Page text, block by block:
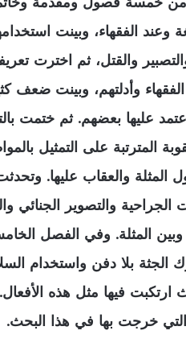
الفقهاء، وبينت
والقتل، ثم اخترت
وأدلتهم، وبينت ضعف
عليها بعضهم. ثم ختمت
المترتبة على التمثيل
المثلة والعقاب عليها.
الجراحية والتصوير الجنائي
وبين المثلة. وفي الفصل
الجثة بلا دفن واستخدام
فيها مثل هذه
خرجت بها في هذا البحث.